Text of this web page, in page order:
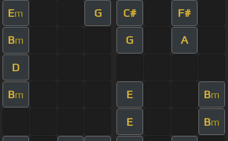
Em G C# F#
Bm G A
D
Bm E Bm
E Bm